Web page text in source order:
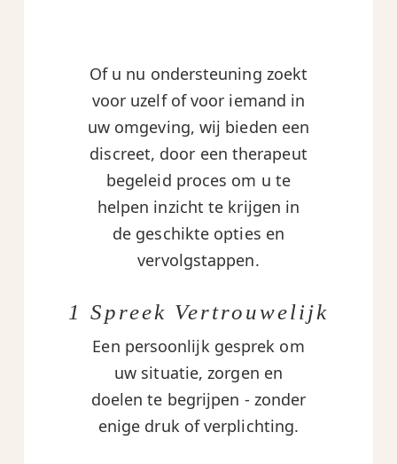
Of u nu ondersteuning zoekt
voor uzelf of voor iemand in
uw omgeving, wij bieden een
discreet, door een therapeut
begeleid proces om u te
helpen inzicht te krijgen in
de geschikte opties en
vervolgstappen.
1 Spreek Vertrouwelijk
Een persoonlijk gesprek om
uw situatie, zorgen en
doelen te begrijpen - zonder
enige druk of verplichting.